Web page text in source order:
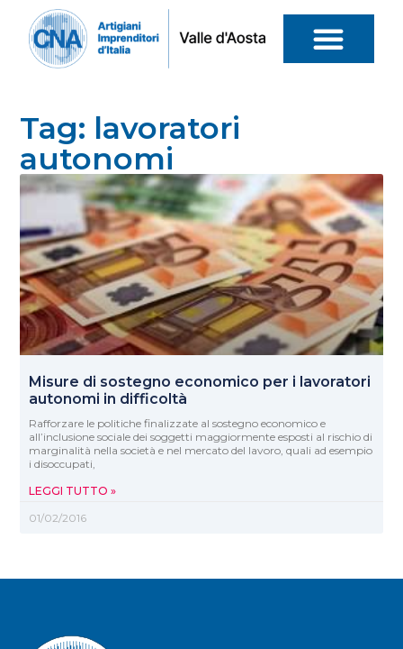
Tag: lavoratori
autonomi
Misure di sostegno economico per i lavoratori
autonomi in difficoltà
Rafforzare le politiche finalizzate al sostegno economico e
all’inclusione sociale dei soggetti maggiormente esposti al rischio di
marginalità nella società e nel mercato del lavoro, quali ad esempio
i disoccupati,
LEGGI TUTTO »
01/02/2016